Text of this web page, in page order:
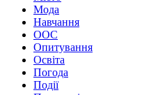
Мода
Навчання
ООС
Опитування
Освіта
Погода
Події